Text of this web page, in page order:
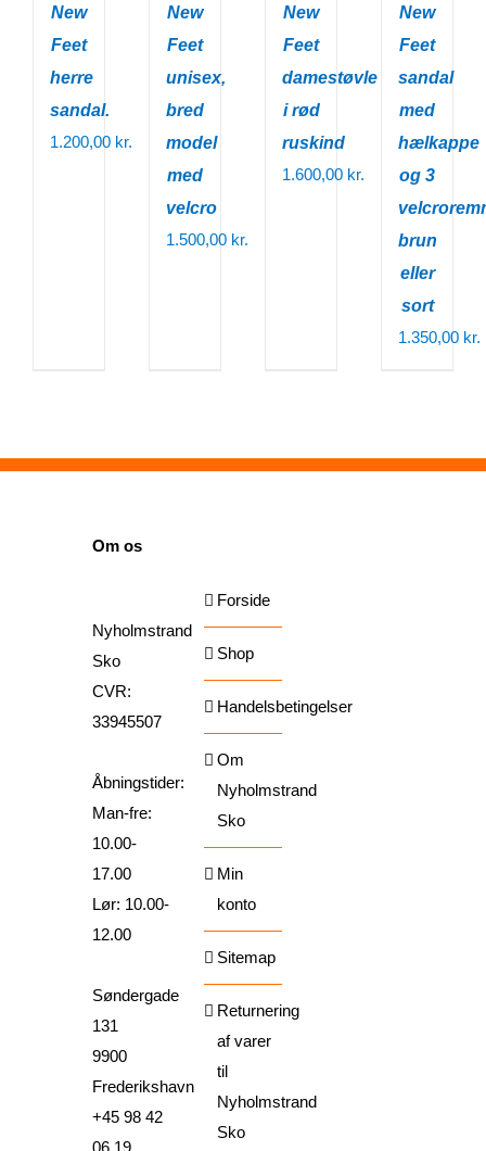
New
Feet
herre
sandal.
1.200,00 kr.
New
Feet
unisex,
bred
model
med
velcro
1.500,00 kr.
New
Feet
damestøvle
i rød
ruskind
1.600,00 kr.
New
Feet
sandal
med
hælkappe
og 3
brun
eller
sort
1.350,00 kr.
Om os
Nyholmstrand
Sko
CVR:
33945507
Åbningstider:
Man-fre:
10.00-
17.00
Lør: 10.00-
12.00
Søndergade
131
9900
Frederikshavn
+45 98 42
06 19
Forside
Shop
Handelsbetingelser
Om
Nyholmstrand
Sko
Min
konto
Sitemap
Returnering
af varer
til
Nyholmstrand
Sko